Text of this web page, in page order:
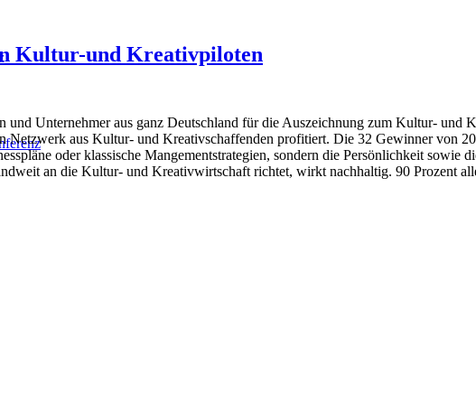
Kultur-und Kreativpiloten
Unternehmer aus ganz Deutschland für die Auszeichnung zum Kultur- und
Netzwerk aus Kultur- und Kreativschaffenden profitiert. Die 32 Gewinner von
oder klassische Mangementstrategien, sondern die Persönlichkeit sowie
an die Kultur- und Kreativwirtschaft richtet, wirkt nachhaltig. 90 Prozent